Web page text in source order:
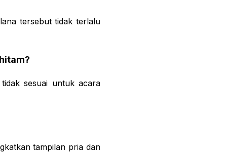
tersebut tidak terlalu
sesuai untuk acara
tampilan pria dan